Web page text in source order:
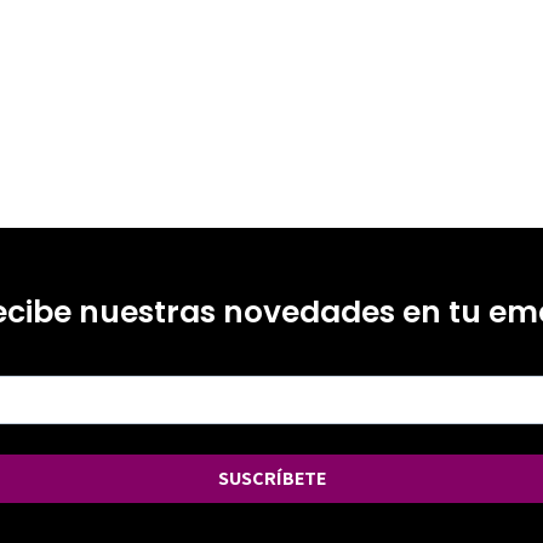
nuestras novedades en tu
SUSCRÍBETE